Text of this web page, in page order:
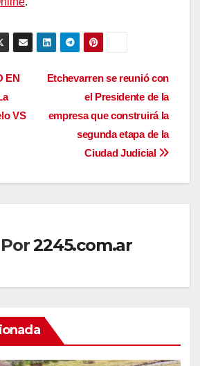
Etchevarren se reunió con
el Presidente de la
empresa que construirá la
segunda etapa de la
Ciudad Judicial
EN
VS
Por2245.com.ar